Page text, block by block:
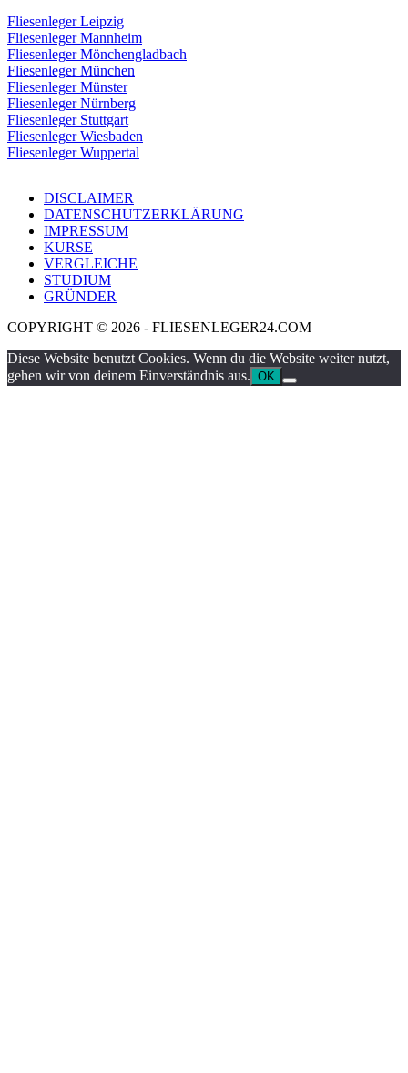
Fliesenleger Leipzig
Fliesenleger Mannheim
Fliesenleger Mönchengladbach
Fliesenleger München
Fliesenleger Münster
Fliesenleger Nürnberg
Fliesenleger Stuttgart
Fliesenleger Wiesbaden
Fliesenleger Wuppertal
DISCLAIMER
DATENSCHUTZERKLÄRUNG
IMPRESSUM
KURSE
VERGLEICHE
STUDIUM
GRÜNDER
COPYRIGHT © 2026 - FLIESENLEGER24.COM
Diese Website benutzt Cookies. Wenn du die Website weiter nutzt,
gehen wir von deinem Einverständnis aus. OK